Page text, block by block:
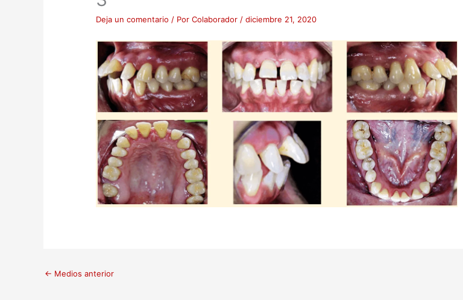
Deja un comentario / Por Colaborador / diciembre 21, 2020
← Medios anterior